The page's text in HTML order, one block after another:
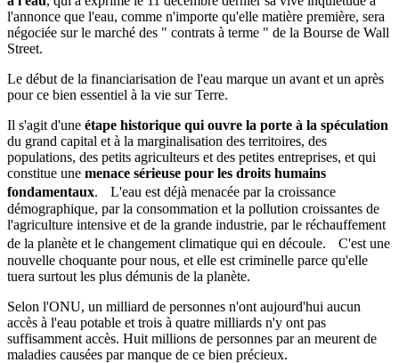
l'annonce que l'eau, comme n'importe qu'elle matière première, sera
négociée sur le marché des " contrats à terme " de la Bourse de Wall
Street.
Le début de la financiarisation de l'eau marque un avant et un après
pour ce bien essentiel à la vie sur Terre.
Il s'agit d'une étape historique qui ouvre la porte à la spéculation
du grand capital et à la marginalisation des territoires, des
populations, des petits agriculteurs et des petites entreprises, et qui
constitue une menace sérieuse pour les droits humains
fondamentaux. L'eau est déjà menacée par la croissance
démographique, par la consommation et la pollution croissantes de
l'agriculture intensive et de la grande industrie, par le réchauffement
de la planète et le changement climatique qui en découle. C'est une
nouvelle choquante pour nous, et elle est criminelle parce qu'elle
tuera surtout les plus démunis de la planète.
Selon l'ONU, un milliard de personnes n'ont aujourd'hui aucun
accès à l'eau potable et trois à quatre milliards n'y ont pas
suffisamment accès. Huit millions de personnes par an meurent de
maladies causées par manque de ce bien précieux.